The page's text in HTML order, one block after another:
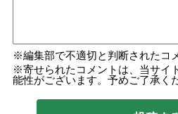
編集部で不適切と判断されたコ
寄せられたコメントは、当サイ
能性がございます。予めご了承く